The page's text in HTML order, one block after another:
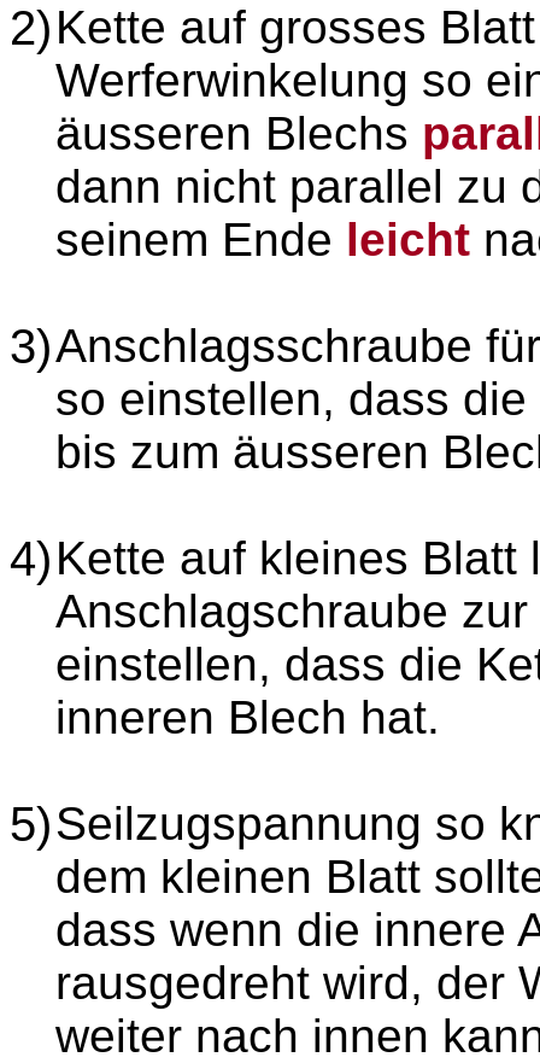
2)Kette auf grosses
Werferwinkelung so
äusseren Blechs
dann nicht parallel zu
seinem Ende leicht
3)Anschlagsschraube
so einstellen, dass
bis zum äusseren
4)Kette auf kleines Blatt
Anschlagschraube
einstellen, dass die
inneren Blech hat.
5)Seilzugspannung so
dem kleinen Blatt
dass wenn die innere
rausgedreht wird, der
weiter nach innen